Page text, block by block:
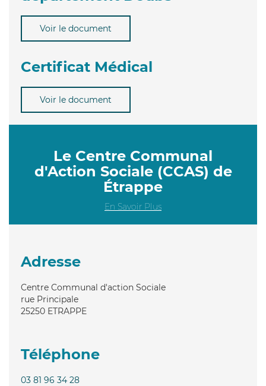
Voir le document
Certificat Médical
Voir le document
Le Centre Communal
d'Action Sociale (CCAS) de
Étrappe
En Savoir Plus
Adresse
Centre Communal d'action Sociale
rue Principale
25250 ETRAPPE
Téléphone
03 81 96 34 28